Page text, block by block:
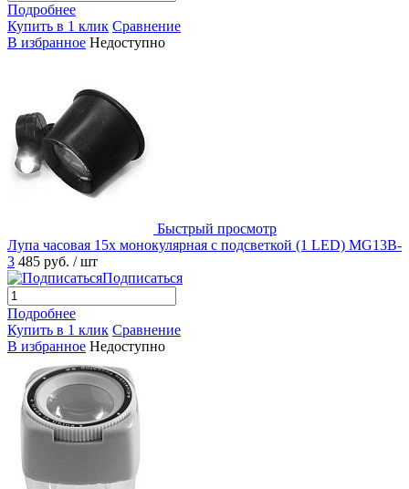
Подробнее
Купить в 1 клик Сравнение
В избранное Недоступно
Быстрый просмотр
Лупа часовая 15x монокулярная с подсветкой (1 LED) MG13B-
3 485 руб. / шт
Подписаться
Подробнее
Купить в 1 клик Сравнение
В избранное Недоступно